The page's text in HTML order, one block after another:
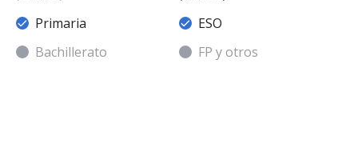
Primaria
ESO
Bachillerato
FP y otros